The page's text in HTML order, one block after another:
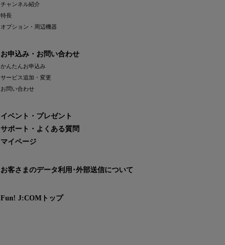
チャンネル紹介
特長
オプション・周辺機器
お申込み・お問い合わせ
かんたんお申込み
サービス追加・変更
お問い合わせ
イベント・プレゼント
サポート・よくある質問
マイページ
お客さまのデータ利用･外部送信について
Fun! J:COMトップ